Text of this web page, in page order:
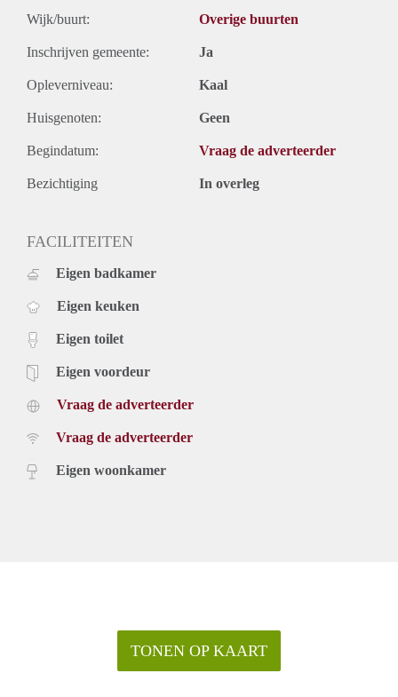
Wijk/buurt: Overige buurten
Inschrijven gemeente: Ja
Opleverniveau: Kaal
Huisgenoten: Geen
Begindatum: Vraag de adverteerder
Bezichtiging In overleg
FACILITEITEN
Eigen badkamer
Eigen keuken
Eigen toilet
Eigen voordeur
Vraag de adverteerder
Vraag de adverteerder
Eigen woonkamer
TONEN OP KAART